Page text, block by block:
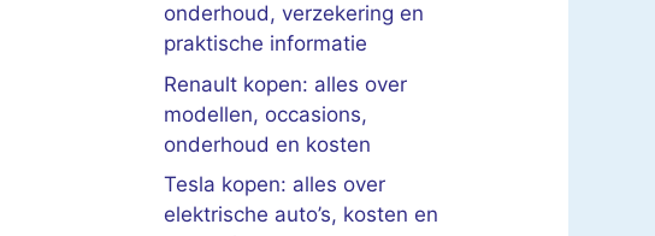
onderhoud, verzekering en
praktische informatie
Renault kopen: alles over
modellen, occasions,
onderhoud en kosten
Tesla kopen: alles over
elektrische auto’s, kosten en